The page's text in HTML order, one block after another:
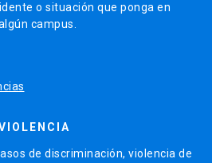
o situación que ponga en
campus.
de discriminación, violencia de